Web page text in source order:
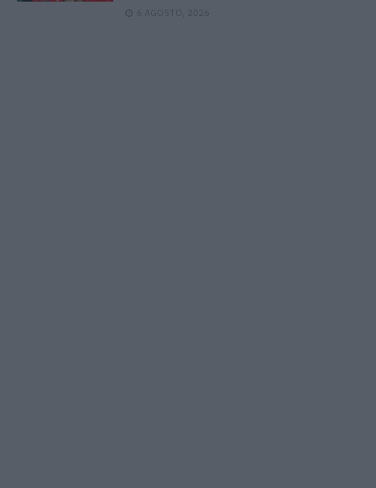
6 AGOSTO, 2026